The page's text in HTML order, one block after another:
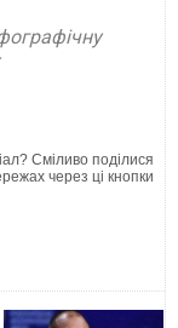
Сміливо поділися
через ці кнопки